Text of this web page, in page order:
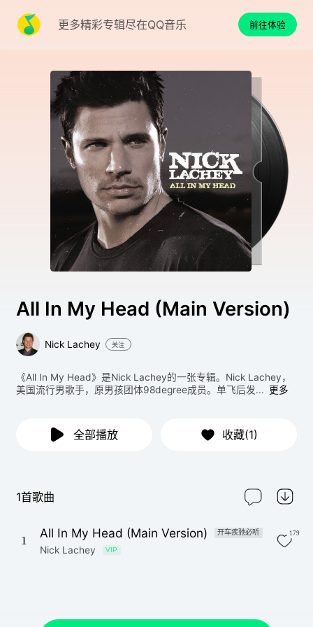
更多精彩专辑尽在QQ音乐 前往体验
All In My Head (Main Version)
Nick Lachey 关注
《All In My Head》是Nick Lachey的一张专辑。Nick Lachey，
美国流行男歌手，原男孩团体98degree成员。单飞后发... 更多
全部播放 收藏(1)
1首歌曲
1
All In My Head (Main Version) 开车疾驰必听
Nick Lachey VIP
179